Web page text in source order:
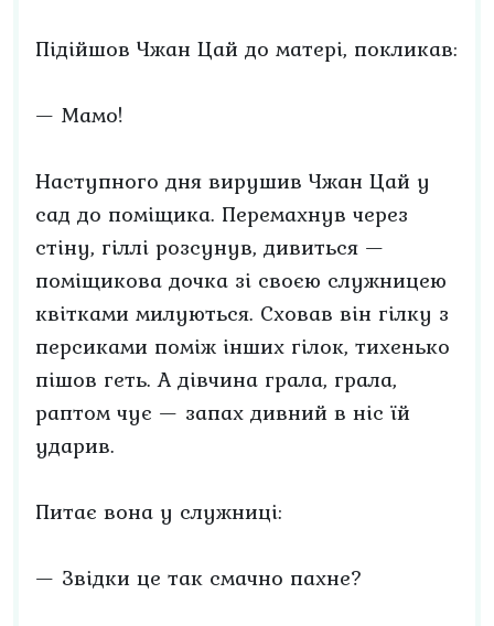
Підійшов Чжан Цай до матері, покликав:
— Мамо!
Наступного дня вирушив Чжан Цай у
сад до поміщика. Перемахнув через
стіну, гіллі розсунув, дивиться —
поміщикова дочка зі своєю служницею
квітками милуються. Сховав він гілку з
персиками поміж інших гілок, тихенько
пішов геть. А дівчина грала, грала,
раптом чує — запах дивний в ніс їй
ударив.
Питає вона у служниці:
— Звідки це так смачно пахне?